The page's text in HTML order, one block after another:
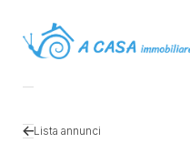
Lista annunci